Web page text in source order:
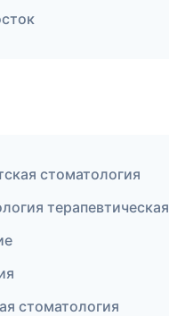
стоматология
терапевтическая
стоматология